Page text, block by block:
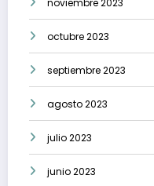
noviembre 2023
octubre 2023
septiembre 2023
agosto 2023
julio 2023
junio 2023